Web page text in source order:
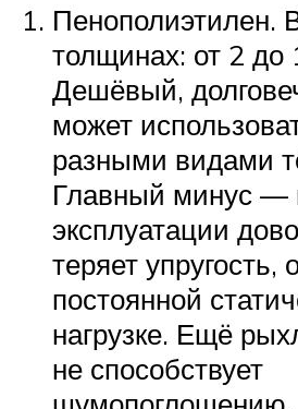
Пенополиэтилен.
толщинах: от 2 до
Дешёвый,
может
разными видами
Главный минус —
эксплуатации
теряет упругость,
постоянной
нагрузке. Ещё
не способствует